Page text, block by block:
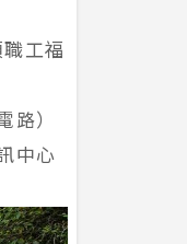
工福
）
中心